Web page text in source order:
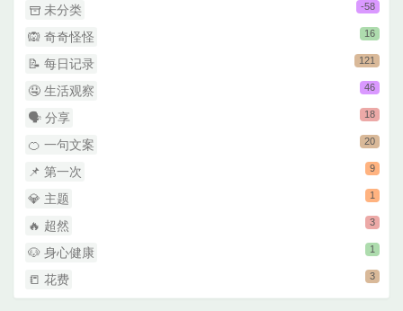
未分类
-58
16
🙉 奇奇怪怪
121
📝 每日记录
46
🤤 生活观察
18
🗣 分享
20
🍊 一句文案
9
📌 第一次
1
💎 主题
3
🔥 超然
1
🐶 身心健康
3
📒 花费